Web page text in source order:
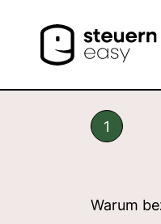
1
Warum